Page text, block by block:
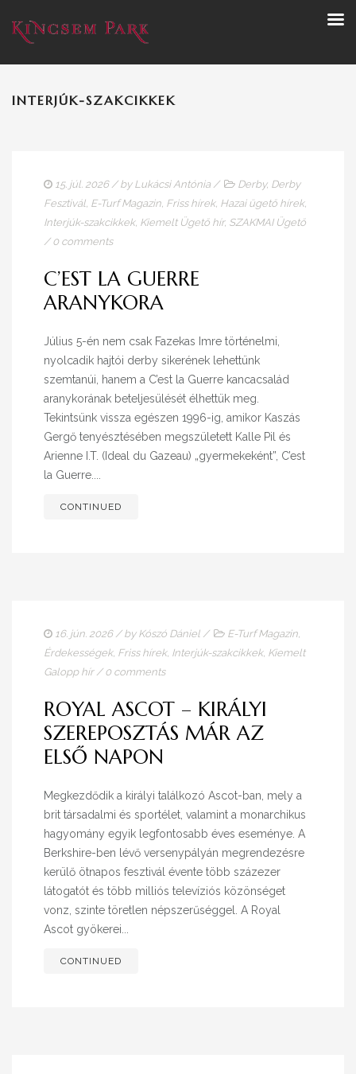
INTERJÚK-SZAKCIKKEK
15. júl. 2026/ by Lukácsi Antónia / Derby, Derby
Fesztivál, E-Turf Magazin, Friss hírek, Hazai ügető hírek,
Interjúk-szakcikkek, Kiemelt Ügető hír, SZAKMAI Ügető
/ 0 comments
C’EST LA GUERRE
ARANYKORA
Július 5-én nem csak Fazekas Imre történelmi,
nyolcadik hajtói derby sikerének lehettünk
szemtanúi, hanem a C’est la Guerre kancacsalád
aranykorának beteljesülését élhettük meg.
Tekintsünk vissza egészen 1996-ig, amikor Kaszás
Gergő tenyésztésében megszületett Kalle Pil és
Arienne I.T. (Ideal du Gazeau) „gyermekeként”, C’est
la Guerre....
CONTINUED
16. jún. 2026/ by Kószó Dániel / E-Turf Magazin,
Érdekességek, Friss hírek, Interjúk-szakcikkek, Kiemelt
Galopp hír/ 0 comments
ROYAL ASCOT – KIRÁLYI
SZEREPOSZTÁS MÁR AZ
ELSŐ NAPON
Megkezdődik a királyi találkozó Ascot-ban, mely a
brit társadalmi és sportélet, valamint a monarchikus
hagyomány egyik legfontosabb éves eseménye. A
Berkshire-ben lévő versenypályán megrendezésre
kerülő ötnapos fesztivál évente több százezer
látogatót és több milliós televíziós közönséget
vonz, szinte töretlen népszerűséggel. A Royal
Ascot gyökerei...
CONTINUED